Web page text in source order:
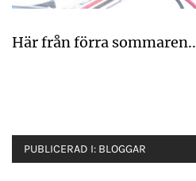
Här från förra sommaren..
PUBLICERAD I: BLOGGAR